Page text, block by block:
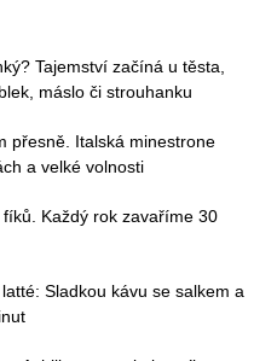
Tajemství začíná u těsta,
máslo či strouhanku
přesně. Italská minestrone
a velké volnosti
Každý rok zavaříme 30
Sladkou kávu se salkem a